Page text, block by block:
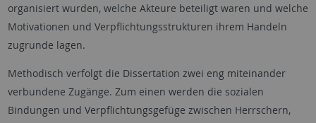
organisiert wurden, welche Akteure beteiligt waren und welche
Motivationen und Verpflichtungsstrukturen ihrem Handeln
zugrunde lagen.
Methodisch verfolgt die Dissertation zwei eng miteinander
verbundene Zugänge. Zum einen werden die sozialen
Bindungen und Verpflichtungsgefüge zwischen Herrschern,